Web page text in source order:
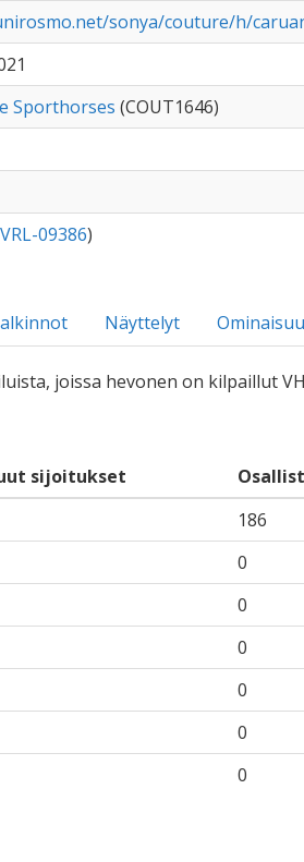
sonya/couture/h/
Sporthorses (COUT1646)
VRL-09386)
Näyttelyt
joissa hevonen on kilpaillut
sijoitukset
186
0
0
0
0
0
0